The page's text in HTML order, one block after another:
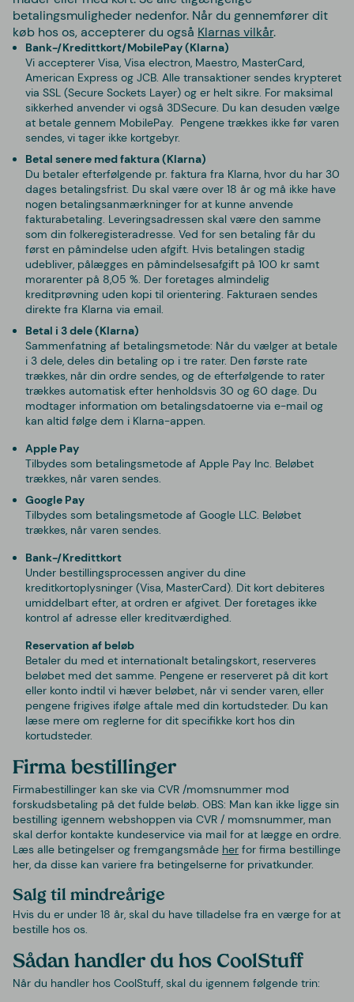
betalingsmuligheder nedenfor. Når du gennemfører dit
køb hos os, accepterer du også Klarnas vilkår.
Bank-/Kredittkort/MobilePay (Klarna)
Vi accepterer Visa, Visa electron, Maestro, MasterCard,
American Express og JCB. Alle transaktioner sendes krypteret
via SSL (Secure Sockets Layer) og er helt sikre. For maksimal
sikkerhed anvender vi også 3DSecure. Du kan desuden vælge
at betale gennem MobilePay. Pengene trækkes ikke før varen
sendes, vi tager ikke kortgebyr.
Betal senere med faktura (Klarna)
Du betaler efterfølgende pr. faktura fra Klarna, hvor du har 30
dages betalingsfrist. Du skal være over 18 år og må ikke have
nogen betalingsanmærkninger for at kunne anvende
fakturabetaling. Leveringsadressen skal være den samme
som din folkeregisteradresse. Ved for sen betaling får du
først en påmindelse uden afgift. Hvis betalingen stadig
udebliver, pålægges en påmindelsesafgift på 100 kr samt
morarenter på 8,05 %. Der foretages almindelig
kreditprøvning uden kopi til orientering. Fakturaen sendes
direkte fra Klarna via email.
Betal i 3 dele (Klarna)
Sammenfatning af betalingsmetode: Når du vælger at betale
i 3 dele, deles din betaling op i tre rater. Den første rate
trækkes, når din ordre sendes, og de efterfølgende to rater
trækkes automatisk efter henholdsvis 30 og 60 dage. Du
modtager information om betalingsdatoerne via e-mail og
kan altid følge dem i Klarna-appen.
Apple Pay
Tilbydes som betalingsmetode af Apple Pay Inc. Beløbet
trækkes, når varen sendes.
Google Pay
Tilbydes som betalingsmetode af Google LLC. Beløbet
trækkes, når varen sendes.
Bank-/Kredittkort
Under bestillingsprocessen angiver du dine
kreditkortoplysninger (Visa, MasterCard). Dit kort debiteres
umiddelbart efter, at ordren er afgivet. Der foretages ikke
kontrol af adresse eller kreditværdighed.
Reservation af beløb
Betaler du med et internationalt betalingskort, reserveres
beløbet med det samme. Pengene er reserveret på dit kort
eller konto indtil vi hæver beløbet, når vi sender varen, eller
pengene frigives ifølge aftale med din kortudsteder. Du kan
læse mere om reglerne for dit specifikke kort hos din
kortudsteder.
Firma bestillinger
Firmabestillinger kan ske via CVR /momsnummer mod
forskudsbetaling på det fulde beløb. OBS: Man kan ikke ligge sin
bestilling igennem webshoppen via CVR / momsnummer, man
skal derfor kontakte kundeservice via mail for at lægge en ordre.
Læs alle betingelser og fremgangsmåde her for firma bestillinge
her, da disse kan variere fra betingelserne for privatkunder.
Salg til mindreårige
Hvis du er under 18 år, skal du have tilladelse fra en værge for at
bestille hos os.
Sådan handler du hos CoolStuff
Når du handler hos CoolStuff, skal du igennem følgende trin: